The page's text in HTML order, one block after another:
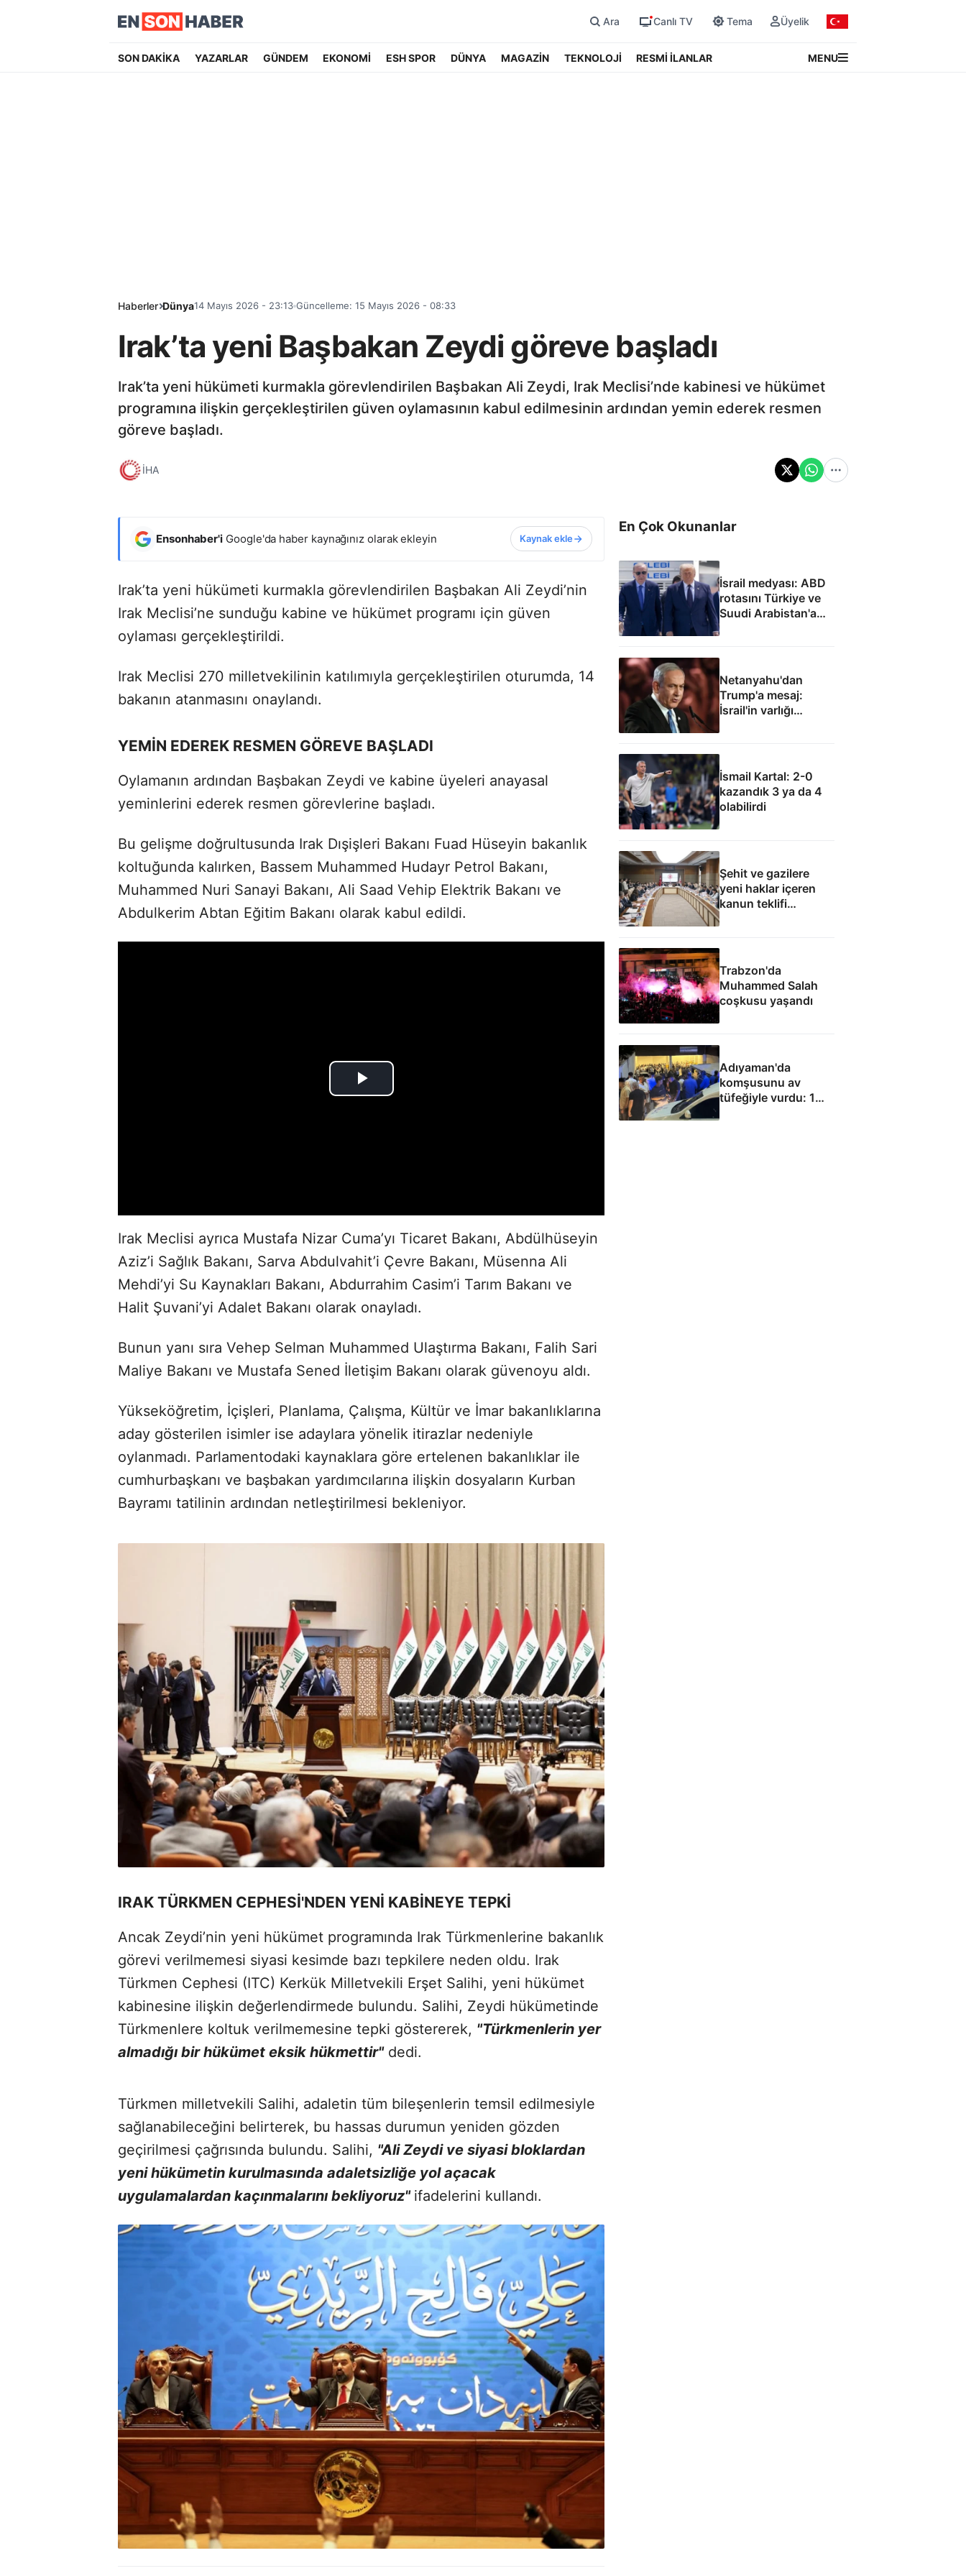
Ara Canlı TV Tema Üyelik
SON DAKİKA YAZARLAR GÜNDEM EKONOMİ ESH SPOR DÜNYA MAGAZİN TEKNOLOJİ RESMİ İLANLAR MENU
Haberler Dünya14 Mayıs 2026 - 23:13 Güncelleme: 15 Mayıs 2026 - 08:33
Irak’ta yeni Başbakan Zeydi göreve başladı
Irak’ta yeni hükümeti kurmakla görevlendirilen Başbakan Ali Zeydi, Irak Meclisi’nde kabinesi ve hükümet
programına ilişkin gerçekleştirilen güven oylamasının kabul edilmesinin ardından yemin ederek resmen
göreve başladı.
İHA
Ensonhaber'i Google'da haber kaynağınız olarak ekleyin Kaynak ekle
Irak’ta yeni hükümeti kurmakla görevlendirilen Başbakan Ali Zeydi’nin
Irak Meclisi’ne sunduğu kabine ve hükümet programı için güven
oylaması gerçekleştirildi.
Irak Meclisi 270 milletvekilinin katılımıyla gerçekleştirilen oturumda, 14
bakanın atanmasını onaylandı.
YEMİN EDEREK RESMEN GÖREVE BAŞLADI
Oylamanın ardından Başbakan Zeydi ve kabine üyeleri anayasal
yeminlerini ederek resmen görevlerine başladı.
Bu gelişme doğrultusunda Irak Dışişleri Bakanı Fuad Hüseyin bakanlık
koltuğunda kalırken, Bassem Muhammed Hudayr Petrol Bakanı,
Muhammed Nuri Sanayi Bakanı, Ali Saad Vehip Elektrik Bakanı ve
Abdulkerim Abtan Eğitim Bakanı olarak kabul edildi.
Irak Meclisi ayrıca Mustafa Nizar Cuma’yı Ticaret Bakanı, Abdülhüseyin
Aziz’i Sağlık Bakanı, Sarva Abdulvahit’i Çevre Bakanı, Müsenna Ali
Mehdi’yi Su Kaynakları Bakanı, Abdurrahim Casim’i Tarım Bakanı ve
Halit Şuvani’yi Adalet Bakanı olarak onayladı.
Bunun yanı sıra Vehep Selman Muhammed Ulaştırma Bakanı, Falih Sari
Maliye Bakanı ve Mustafa Sened İletişim Bakanı olarak güvenoyu aldı.
Yükseköğretim, İçişleri, Planlama, Çalışma, Kültür ve İmar bakanlıklarına
aday gösterilen isimler ise adaylara yönelik itirazlar nedeniyle
oylanmadı. Parlamentodaki kaynaklara göre ertelenen bakanlıklar ile
cumhurbaşkanı ve başbakan yardımcılarına ilişkin dosyaların Kurban
Bayramı tatilinin ardından netleştirilmesi bekleniyor.
IRAK TÜRKMEN CEPHESİ'NDEN YENİ KABİNEYE TEPKİ
Ancak Zeydi’nin yeni hükümet programında Irak Türkmenlerine bakanlık
görevi verilmemesi siyasi kesimde bazı tepkilere neden oldu. Irak
Türkmen Cephesi (ITC) Kerkük Milletvekili Erşet Salihi, yeni hükümet
kabinesine ilişkin değerlendirmede bulundu. Salihi, Zeydi hükümetinde
Türkmenlere koltuk verilmemesine tepki göstererek, "Türkmenlerin yer
almadığı bir hükümet eksik hükmettir"dedi.
Türkmen milletvekili Salihi, adaletin tüm bileşenlerin temsil edilmesiyle
sağlanabileceğini belirterek, bu hassas durumun yeniden gözden
geçirilmesi çağrısında bulundu. Salihi, "Ali Zeydi ve siyasi bloklardan
yeni hükümetin kurulmasında adaletsizliğe yol açacak
uygulamalardan kaçınmalarını bekliyoruz" ifadelerini kullandı.
En Çok Okunanlar
İsrail medyası: ABD
rotasını Türkiye ve
Suudi Arabistan'a
çevirdi
Netanyahu'dan
Trump'a mesaj:
İsrail'in varlığı
İsmail Kartal: 2-0
kazandık 3 ya da 4
olabilirdi
Şehit ve gazilere
yeni haklar içeren
kanun teklifi
komisyondan geçti
Trabzon'da
Muhammed Salah
coşkusu yaşandı
Adıyaman'da
komşusunu av
tüfeğiyle vurdu: 1